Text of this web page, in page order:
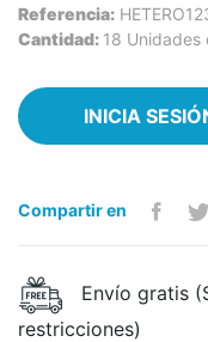
Referencia:
Cantidad: 18 Unidades
INICIA
Compartir en
Envío gratis
restricciones)